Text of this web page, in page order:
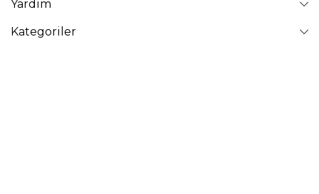
Yardım
Kategoriler